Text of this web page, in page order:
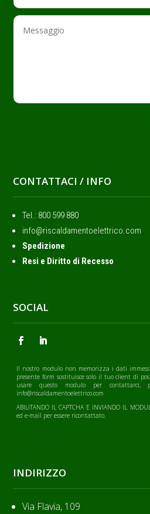
CONTATTACI / INFO
Tel.: ‭800 599 880
info@riscaldamentoelettrico.com
Spedizione
Resi e Diritto di Recesso
SOCIAL
Il nostro modulo non memorizza i dati
presente form sostituisce solo il tuo client di
usare questo modulo per contattarci,
info@riscaldamentoelettrico.com
ABILITANDO IL CAPTCHA E INVIANDO IL
ed e-mail per essere ricontattato.
INDIRIZZO
Via Flavia, 109